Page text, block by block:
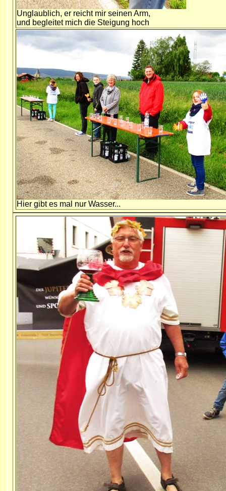
Unglaublich, er reicht mir seinen Arm,
und begleitet mich die Steigung hoch
Hier gibt es mal nur Wasser...